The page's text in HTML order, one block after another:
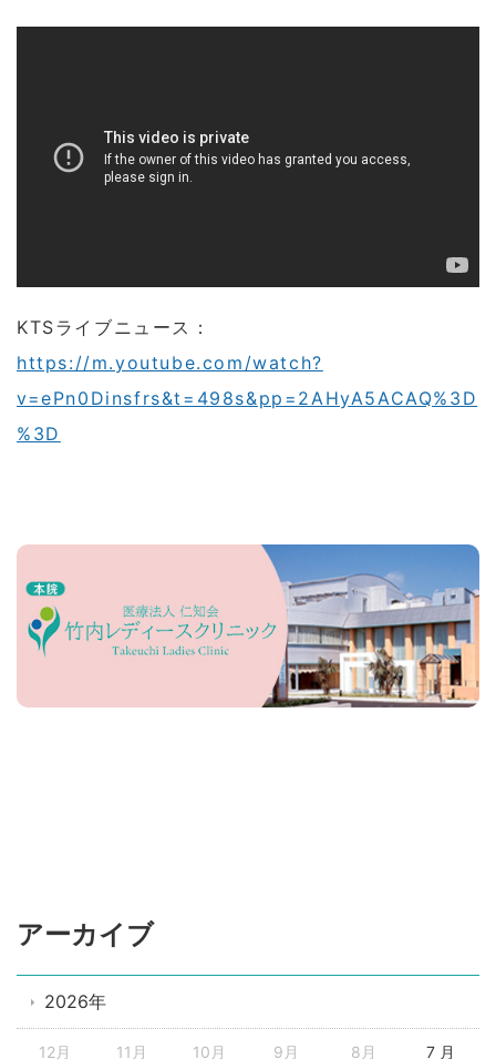
KTSライブニュース：
https://m.youtube.com/watch?
v=ePn0Dinsfrs&t=498s&pp=2AHyA5ACAQ%3D
%3D
アーカイブ
2026年
12月 11月 10月 9月 8月 7 月